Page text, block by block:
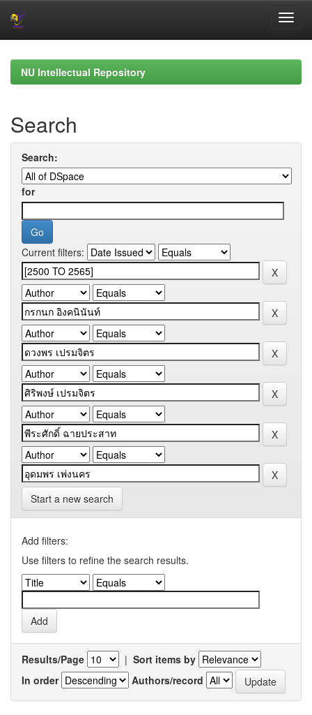
navigationNU Intellectual Repository
Search
Search:
for
Current filters:
Start a new search
Add filters:
Use filters to refine the search results.
Results/Page | Sort items by
In order
Authors/record